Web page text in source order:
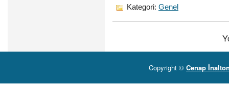
Kategori: Genel
Copyright © Cenap